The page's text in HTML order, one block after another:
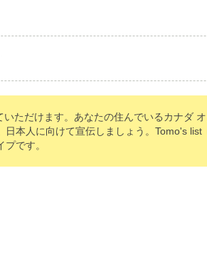
いただけます。あなたの住んでいるカナダ
本人に向けて宣伝しましょう。Tomo's list
です。